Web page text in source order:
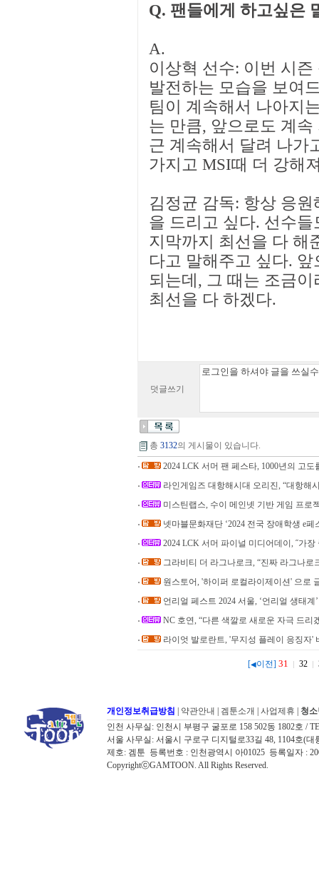
Q. 팬들에게 하고싶은
A.
이상혁 선수: 이번 시
발전하는 모습을 보여
팀이 계속해서 나아지
는 만큼, 앞으로도 계
근 계속해서 달려 나가
가지고 MSI때 더 강해
김정균 감독: 항상 응
을 드리고 싶다. 선수
지막까지 최선을 다 해
다고 말해주고 싶다.
되는데, 그 때는 조금
최선을 다 하겠다.
덧글쓰기
총 3132의 게시물이 있습니다.
2024 LCK 서머 팬 페스타, 1000년의 고
라인게임즈 대항해시대 오리진, “대항해
미스틴랩스, 수이 메인넷 기반 게임 프로
넷마블문화재단 ‘2024 전국 장애학생 e페
2024 LCK 서머 파이널 미디어데이, ˝가장
그라비티 더 라그나로크, “진짜 라그나로
원스토어, '하이퍼 로컬라이제이션' 으로
언리얼 페스트 2024 서울, ‘언리얼 생태계
NC 호연, “다른 색깔로 새로운 자극 드리
라이엇 발로란트, '무지성 플레이 응징자'
[◀이전] 31 32
개인정보취급방침 약관안내 겜툰소개 사업제휴
청
인천 사무실: 인천시 부평구 굴포로 158 502동 1802호 /
서울 사무실: 서울시 구로구 디지털로33길 48, 1104호(대
제호: 겜툰 등록번호 : 인천광역시 아01025 등록일자 :
CopyrightⓒGAMTOON. All Rights Reserved.